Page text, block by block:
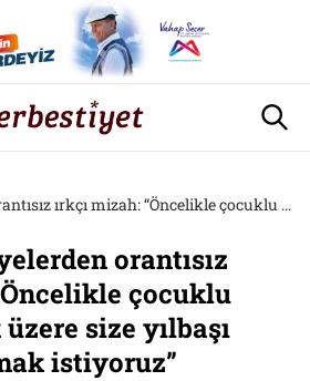
CHP’li belediyelerden orantısız ırkçı mizah: “Öncelikle çocuklu aileler olmak üzere size yılbaşı sürprizi yapmak istiyoruz”
orantısız
çocuklu
size yılbaşı
istiyoruz”